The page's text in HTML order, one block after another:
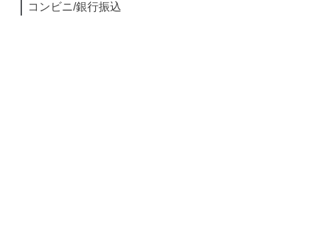
コンビニ/銀行振込